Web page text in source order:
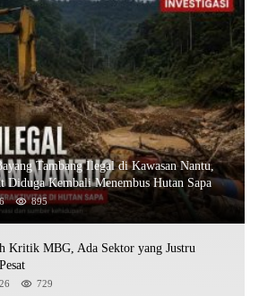
Tambang Ilegal di Kawasan Nantu,
Diduga Kembali Menembus Hutan Sapa
895
Kritik MBG, Ada Sektor yang Justru
729